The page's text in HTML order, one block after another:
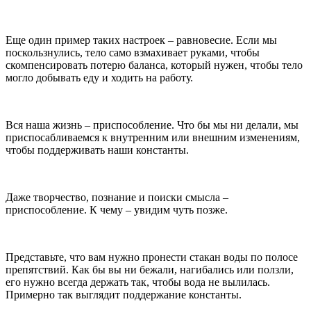
Еще один пример таких настроек – равновесие. Если мы
поскользнулись, тело само взмахивает руками, чтобы
скомпенсировать потерю баланса, который нужен, чтобы тело
могло добывать еду и ходить на работу.
Вся наша жизнь – приспособление. Что бы мы ни делали, мы
приспосабливаемся к внутренним или внешним изменениям,
чтобы поддерживать наши константы.
Даже творчество, познание и поиски смысла –
приспособление. К чему – увидим чуть позже.
Представьте, что вам нужно пронести стакан воды по полосе
препятствий. Как бы вы ни бежали, нагибались или ползли,
его нужно всегда держать так, чтобы вода не вылилась.
Примерно так выглядит поддержание константы.